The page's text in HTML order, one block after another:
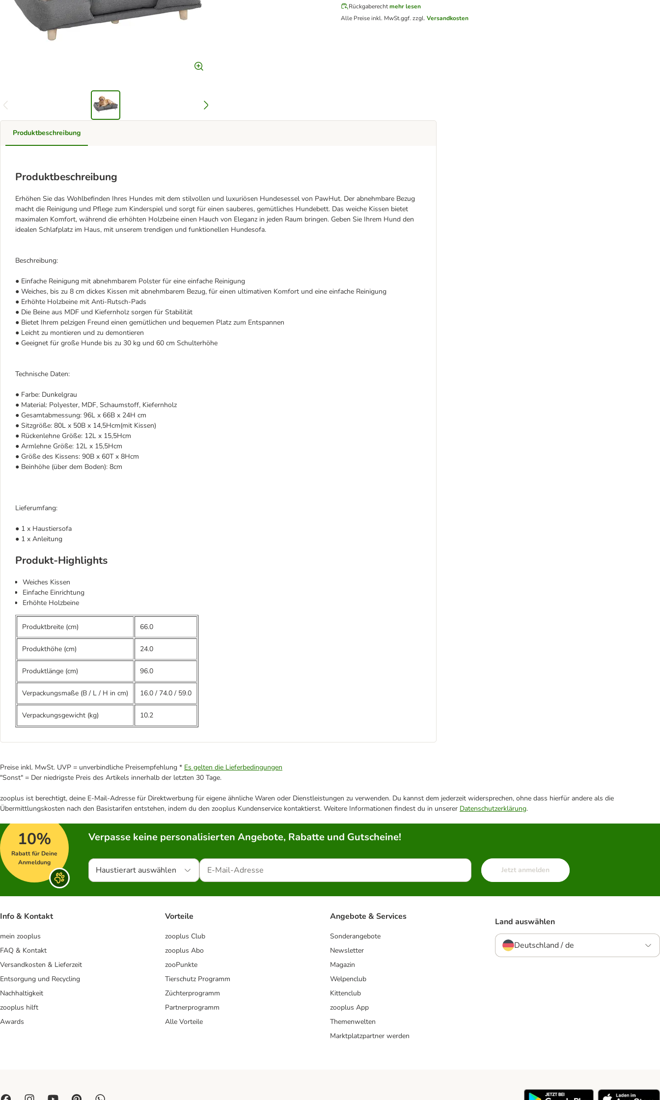
Rückgaberecht mehr lesen
Alle Preise inkl. MwSt.ggf. zzgl. Versandkosten
Produktbeschreibung
Produktbeschreibung
Erhöhen Sie das Wohlbefinden Ihres Hundes mit dem stilvollen und luxuriösen Hundesessel von PawHut. Der abnehmbare Bezug
macht die Reinigung und Pflege zum Kinderspiel und sorgt für einen sauberes, gemütliches Hundebett. Das weiche Kissen bietet
maximalen Komfort, während die erhöhten Holzbeine einen Hauch von Eleganz in jeden Raum bringen. Geben Sie Ihrem Hund den
idealen Schlafplatz im Haus, mit unserem trendigen und funktionellen Hundesofa.
Beschreibung:
● Einfache Reinigung mit abnehmbarem Polster für eine einfache Reinigung
● Weiches, bis zu 8 cm dickes Kissen mit abnehmbarem Bezug, für einen ultimativen Komfort und eine einfache Reinigung
● Erhöhte Holzbeine mit Anti-Rutsch-Pads
● Die Beine aus MDF und Kiefernholz sorgen für Stabilität
● Bietet Ihrem pelzigen Freund einen gemütlichen und bequemen Platz zum Entspannen
● Leicht zu montieren und zu demontieren
● Geeignet für große Hunde bis zu 30 kg und 60 cm Schulterhöhe
Technische Daten:
● Farbe: Dunkelgrau
● Material: Polyester, MDF, Schaumstoff, Kiefernholz
● Gesamtabmessung: 96L x 66B x 24H cm
● Sitzgröße: 80L x 50B x 14,5Hcm(mit Kissen)
● Rückenlehne Größe: 12L x 15,5Hcm
● Armlehne Größe: 12L x 15,5Hcm
● Größe des Kissens: 90B x 60T x 8Hcm
● Beinhöhe (über dem Boden): 8cm
Lieferumfang:
● 1 x Haustiersofa
● 1 x Anleitung
Produkt-Highlights
Weiches Kissen
Einfache Einrichtung
Erhöhte Holzbeine
Produktbreite (cm) 66.0
Produkthöhe (cm) 24.0
Produktlänge (cm) 96.0
Verpackungsmaße (B / L / H in cm) 16.0 / 74.0 / 59.0
Verpackungsgewicht (kg) 10.2
Preise inkl. MwSt. UVP = unverbindliche Preisempfehlung * Es gelten die Lieferbedingungen
"Sonst" = Der niedrigste Preis des Artikels innerhalb der letzten 30 Tage.
zooplus ist berechtigt, deine E-Mail-Adresse für Direktwerbung für eigene ähnliche Waren oder Dienstleistungen zu verwenden. Du kannst dem jederzeit widersprechen, ohne dass hierfür andere als die
Übermittlungskosten nach den Basistarifen entstehen, indem du den zooplus Kundenservice kontaktierst. Weitere Informationen findest du in unserer Datenschutzerklärung.
10%
Rabatt für Deine
Anmeldung
Verpasse keine personalisierten Angebote, Rabatte und Gutscheine!
Haustierart auswählen Jetzt anmelden
Info & Kontakt
mein zooplus
FAQ & Kontakt
Versandkosten & Lieferzeit
Entsorgung und Recycling
Nachhaltigkeit
zooplus hilft
Awards
Vorteile
zooplus Club
zooplus Abo
zooPunkte
Tierschutz Programm
Züchterprogramm
Partnerprogramm
Alle Vorteile
Angebote & Services
Sonderangebote
Newsletter
Magazin
Welpenclub
Kittenclub
zooplus App
Themenwelten
Marktplatzpartner werden
Land auswählen
Deutschland / de